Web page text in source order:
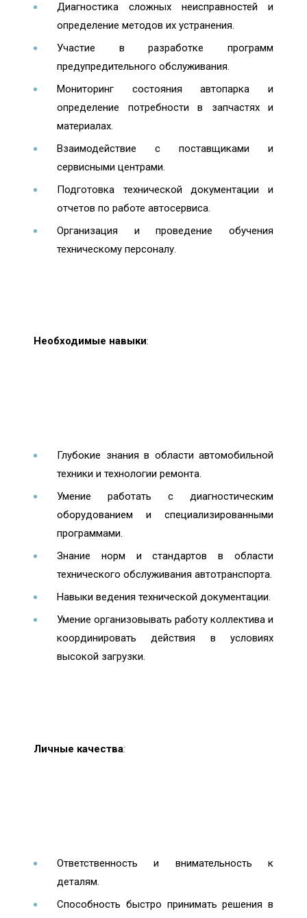
Диагностика сложных неисправностей и
определение методов их устранения.
Участие в разработке программ
предупредительного обслуживания.
Мониторинг состояния автопарка и
определение потребности в запчастях и
материалах.
Взаимодействие с поставщиками и
сервисными центрами.
Подготовка технической документации и
отчетов по работе автосервиса.
Организация и проведение обучения
техническому персоналу.
Необходимые навыки:
Глубокие знания в области автомобильной
техники и технологии ремонта.
Умение работать с диагностическим
оборудованием и специализированными
программами.
Знание норм и стандартов в области
технического обслуживания автотранспорта.
Навыки ведения технической документации.
Умение организовывать работу коллектива и
координировать действия в условиях
высокой загрузки.
Личные качества:
Ответственность и внимательность к
деталям.
Способность быстро принимать решения в